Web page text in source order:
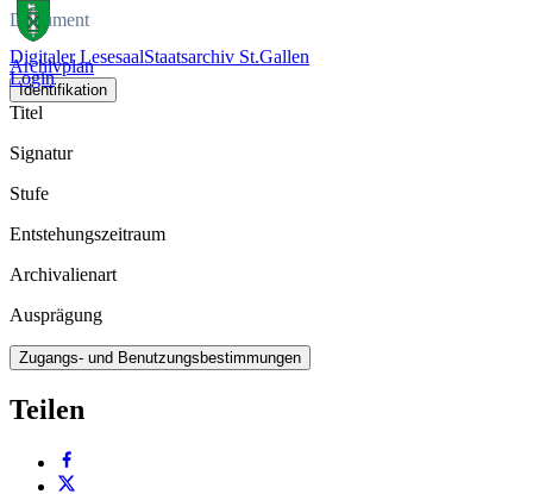
Digitaler LesesaalStaatsarchiv St.Gallen
Login
Dokument
Archivplan
Identifikation
Titel
Signatur
Stufe
Entstehungszeitraum
Archivalienart
Ausprägung
Zugangs- und Benutzungsbestimmungen
Teilen